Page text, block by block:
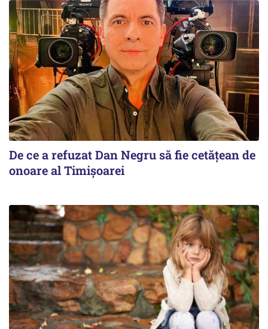
De ce a refuzat Dan Negru să fie cetățean de
onoare al Timișoarei